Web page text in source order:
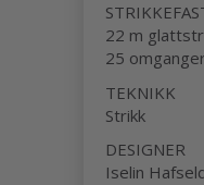
22 m
25
TEKNIKK
Strikk
DESIGNER
Iselin